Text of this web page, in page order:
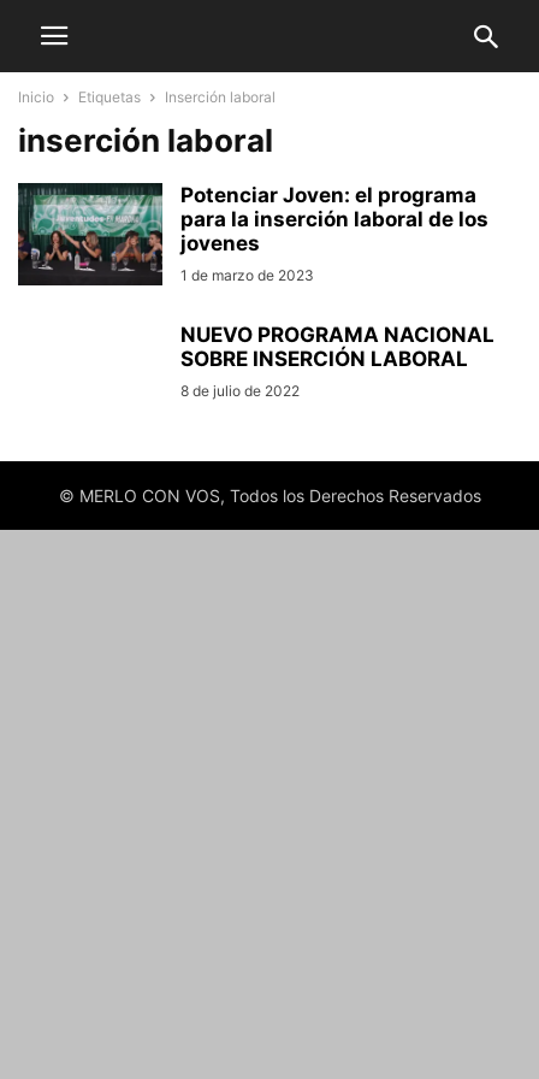
Inicio Etiquetas Inserción laboral
inserción laboral
Potenciar Joven: el programa
para la inserción laboral de los
jovenes
1 de marzo de 2023
NUEVO PROGRAMA NACIONAL
SOBRE INSERCIÓN LABORAL
8 de julio de 2022
© MERLO CON VOS, Todos los Derechos Reservados